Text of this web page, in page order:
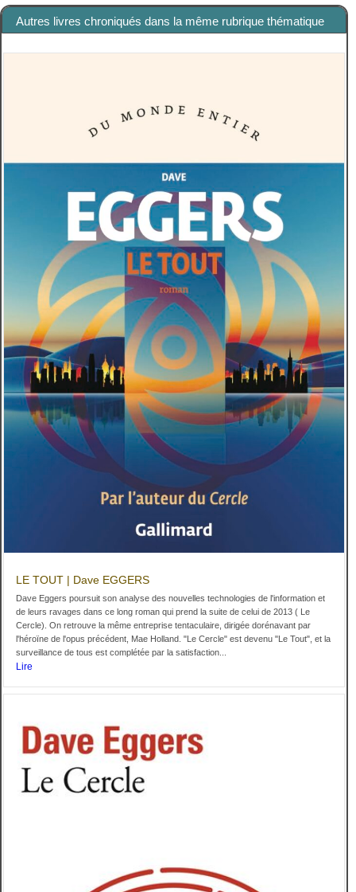
Autres livres chroniqués dans la même rubrique thématique
LE TOUT | Dave EGGERS
Dave Eggers poursuit son analyse des nouvelles technologies de l'information et
de leurs ravages dans ce long roman qui prend la suite de celui de 2013 ( Le
Cercle). On retrouve la même entreprise tentaculaire, dirigée dorénavant par
l'héroïne de l'opus précédent, Mae Holland. "Le Cercle" est devenu "Le Tout", et la
surveillance de tous est complétée par la satisfaction...
Lire